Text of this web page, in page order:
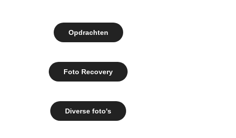
Opdrachten
Foto Recovery
Diverse foto's